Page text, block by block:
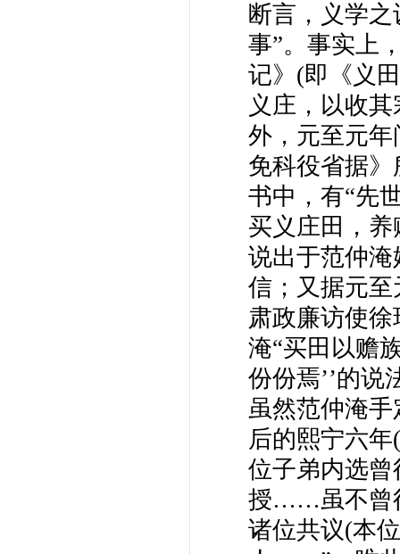
断言，义学
事”。事实上
记》(即《义
义庄，以收
外，元至元
免科役省据
书中，有“先
买义庄田，
说出于范仲
信；又据元
肃政廉访使
淹“买田以赡
份份焉’’的
虽然范仲淹
后的熙宁六
位子弟内选
授……虽不曾
诸位共议(本